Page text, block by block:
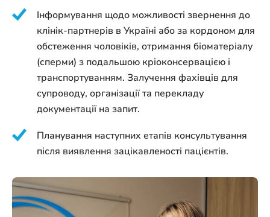
Інформування щодо можливості звернення до
клінік-партнерів в Україні або за кордоном для
обстеження чоловіків, отримання біоматеріалу
(сперми) з подальшою кріоконсервацією і
транспортуванням. Залучення фахівців для
супроводу, організації та перекладу
документації на запит.
Планування наступних етапів консультування
після виявлення зацікавленості пацієнтів.